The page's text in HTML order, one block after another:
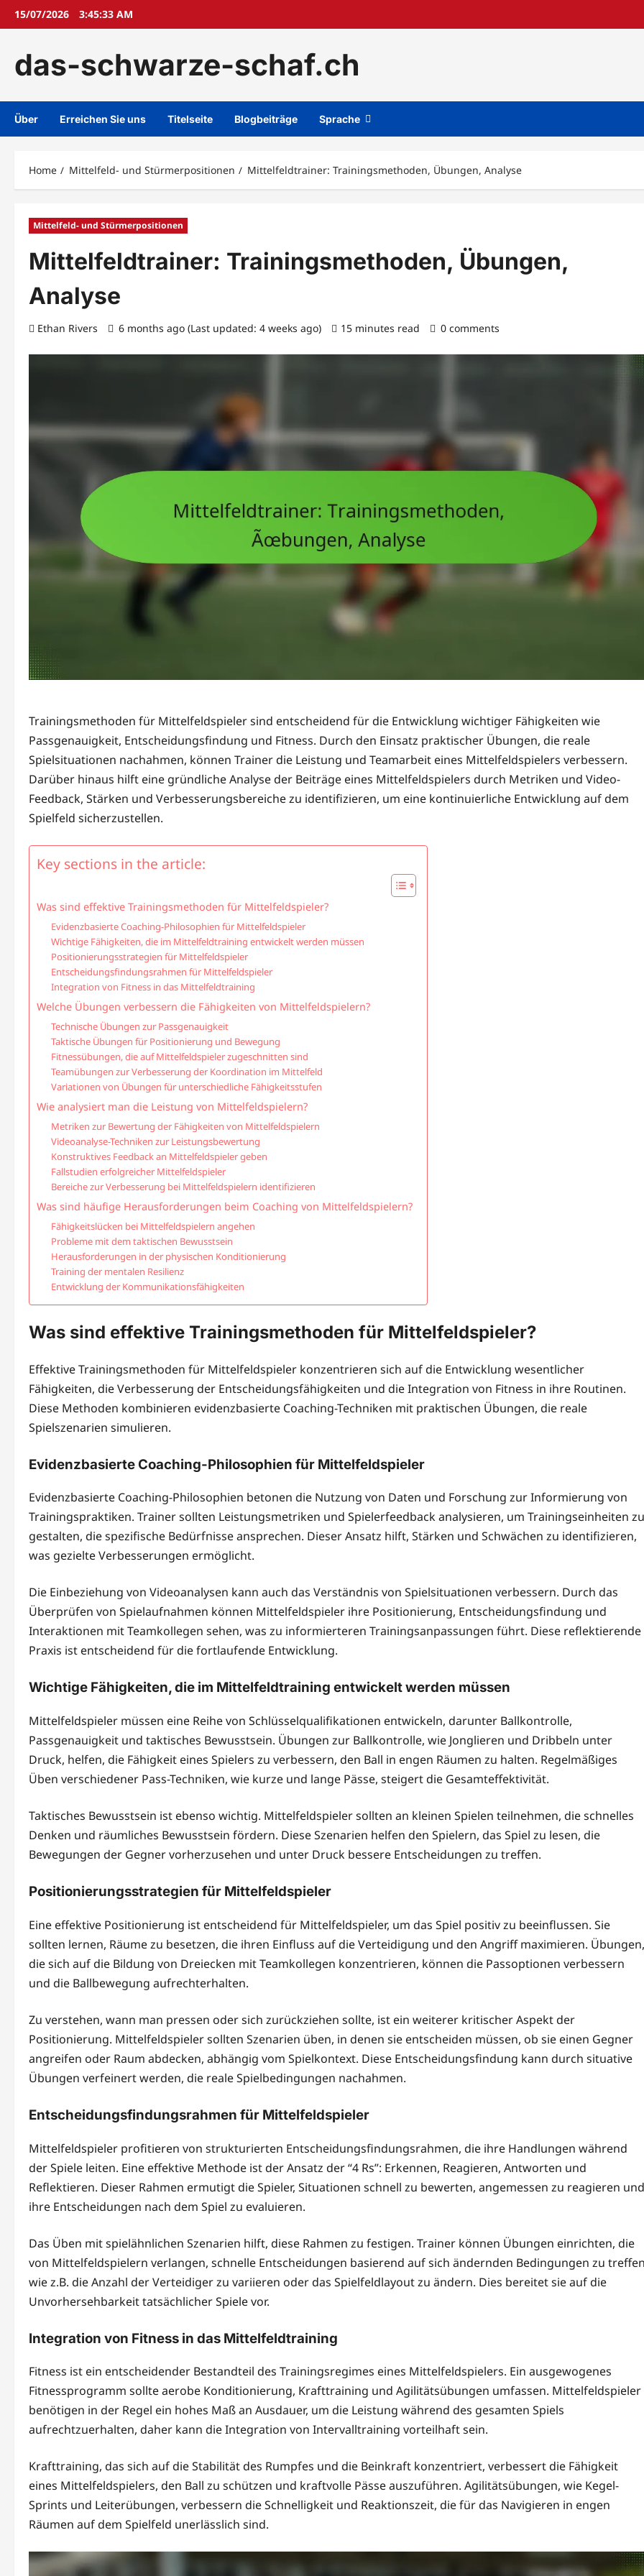
Skip15/07/2026 3:45:34 AM
das-schwarze-schaf.ch
Über Erreichen Sie uns Titelseite Blogbeiträge Sprache
Home Mittelfeld- und Stürmerpositionen Mittelfeldtrainer: Trainingsmethoden, Übungen, Analyse
Mittelfeld- und Stürmerpositionen
Mittelfeldtrainer: Trainingsmethoden, Übungen,
Analyse
Ethan Rivers 6 months ago (Last updated: 4 weeks ago) 15 minutes read 0 comments
Trainingsmethoden für Mittelfeldspieler sind entscheidend für die Entwicklung wichtiger Fähigkeiten wie
Passgenauigkeit, Entscheidungsfindung und Fitness. Durch den Einsatz praktischer Übungen, die reale
Spielsituationen nachahmen, können Trainer die Leistung und Teamarbeit eines Mittelfeldspielers verbessern.
Darüber hinaus hilft eine gründliche Analyse der Beiträge eines Mittelfeldspielers durch Metriken und Video-
Feedback, Stärken und Verbesserungsbereiche zu identifizieren, um eine kontinuierliche Entwicklung auf dem
Spielfeld sicherzustellen.
Key sections in the article:
Was sind effektive Trainingsmethoden für Mittelfeldspieler?
Evidenzbasierte Coaching-Philosophien für Mittelfeldspieler
Wichtige Fähigkeiten, die im Mittelfeldtraining entwickelt werden müssen
Positionierungsstrategien für Mittelfeldspieler
Entscheidungsfindungsrahmen für Mittelfeldspieler
Integration von Fitness in das Mittelfeldtraining
Welche Übungen verbessern die Fähigkeiten von Mittelfeldspielern?
Technische Übungen zur Passgenauigkeit
Taktische Übungen für Positionierung und Bewegung
Fitnessübungen, die auf Mittelfeldspieler zugeschnitten sind
Teamübungen zur Verbesserung der Koordination im Mittelfeld
Variationen von Übungen für unterschiedliche Fähigkeitsstufen
Wie analysiert man die Leistung von Mittelfeldspielern?
Metriken zur Bewertung der Fähigkeiten von Mittelfeldspielern
Videoanalyse-Techniken zur Leistungsbewertung
Konstruktives Feedback an Mittelfeldspieler geben
Fallstudien erfolgreicher Mittelfeldspieler
Bereiche zur Verbesserung bei Mittelfeldspielern identifizieren
Was sind häufige Herausforderungen beim Coaching von Mittelfeldspielern?
Fähigkeitslücken bei Mittelfeldspielern angehen
Probleme mit dem taktischen Bewusstsein
Herausforderungen in der physischen Konditionierung
Training der mentalen Resilienz
Entwicklung der Kommunikationsfähigkeiten
Was sind effektive Trainingsmethoden für Mittelfeldspieler?
Effektive Trainingsmethoden für Mittelfeldspieler konzentrieren sich auf die Entwicklung wesentlicher
Fähigkeiten, die Verbesserung der Entscheidungsfähigkeiten und die Integration von Fitness in ihre Routinen.
Diese Methoden kombinieren evidenzbasierte Coaching-Techniken mit praktischen Übungen, die reale
Spielszenarien simulieren.
Evidenzbasierte Coaching-Philosophien für Mittelfeldspieler
Evidenzbasierte Coaching-Philosophien betonen die Nutzung von Daten und Forschung zur Informierung von
Trainingspraktiken. Trainer sollten Leistungsmetriken und Spielerfeedback analysieren, um Trainingseinheiten zu
gestalten, die spezifische Bedürfnisse ansprechen. Dieser Ansatz hilft, Stärken und Schwächen zu identifizieren,
was gezielte Verbesserungen ermöglicht.
Die Einbeziehung von Videoanalysen kann auch das Verständnis von Spielsituationen verbessern. Durch das
Überprüfen von Spielaufnahmen können Mittelfeldspieler ihre Positionierung, Entscheidungsfindung und
Interaktionen mit Teamkollegen sehen, was zu informierteren Trainingsanpassungen führt. Diese reflektierende
Praxis ist entscheidend für die fortlaufende Entwicklung.
Wichtige Fähigkeiten, die im Mittelfeldtraining entwickelt werden müssen
Mittelfeldspieler müssen eine Reihe von Schlüsselqualifikationen entwickeln, darunter Ballkontrolle,
Passgenauigkeit und taktisches Bewusstsein. Übungen zur Ballkontrolle, wie Jonglieren und Dribbeln unter
Druck, helfen, die Fähigkeit eines Spielers zu verbessern, den Ball in engen Räumen zu halten. Regelmäßiges
Üben verschiedener Pass-Techniken, wie kurze und lange Pässe, steigert die Gesamteffektivität.
Taktisches Bewusstsein ist ebenso wichtig. Mittelfeldspieler sollten an kleinen Spielen teilnehmen, die schnelles
Denken und räumliches Bewusstsein fördern. Diese Szenarien helfen den Spielern, das Spiel zu lesen, die
Bewegungen der Gegner vorherzusehen und unter Druck bessere Entscheidungen zu treffen.
Positionierungsstrategien für Mittelfeldspieler
Eine effektive Positionierung ist entscheidend für Mittelfeldspieler, um das Spiel positiv zu beeinflussen. Sie
sollten lernen, Räume zu besetzen, die ihren Einfluss auf die Verteidigung und den Angriff maximieren. Übungen,
die sich auf die Bildung von Dreiecken mit Teamkollegen konzentrieren, können die Passoptionen verbessern
und die Ballbewegung aufrechterhalten.
Zu verstehen, wann man pressen oder sich zurückziehen sollte, ist ein weiterer kritischer Aspekt der
Positionierung. Mittelfeldspieler sollten Szenarien üben, in denen sie entscheiden müssen, ob sie einen Gegner
angreifen oder Raum abdecken, abhängig vom Spielkontext. Diese Entscheidungsfindung kann durch situative
Übungen verfeinert werden, die reale Spielbedingungen nachahmen.
Entscheidungsfindungsrahmen für Mittelfeldspieler
Mittelfeldspieler profitieren von strukturierten Entscheidungsfindungsrahmen, die ihre Handlungen während
der Spiele leiten. Eine effektive Methode ist der Ansatz der “4 Rs”: Erkennen, Reagieren, Antworten und
Reflektieren. Dieser Rahmen ermutigt die Spieler, Situationen schnell zu bewerten, angemessen zu reagieren und
ihre Entscheidungen nach dem Spiel zu evaluieren.
Das Üben mit spielähnlichen Szenarien hilft, diese Rahmen zu festigen. Trainer können Übungen einrichten, die
von Mittelfeldspielern verlangen, schnelle Entscheidungen basierend auf sich ändernden Bedingungen zu
wie z.B. die Anzahl der Verteidiger zu variieren oder das Spielfeldlayout zu ändern. Dies bereitet sie auf die
Unvorhersehbarkeit tatsächlicher Spiele vor.
Integration von Fitness in das Mittelfeldtraining
Fitness ist ein entscheidender Bestandteil des Trainingsregimes eines Mittelfeldspielers. Ein ausgewogenes
Fitnessprogramm sollte aerobe Konditionierung, Krafttraining und Agilitätsübungen umfassen. Mittelfeldspieler
benötigen in der Regel ein hohes Maß an Ausdauer, um die Leistung während des gesamten Spiels
aufrechtzuerhalten, daher kann die Integration von Intervalltraining vorteilhaft sein.
Krafttraining, das sich auf die Stabilität des Rumpfes und die Beinkraft konzentriert, verbessert die Fähigkeit
eines Mittelfeldspielers, den Ball zu schützen und kraftvolle Pässe auszuführen. Agilitätsübungen, wie Kegel-
Sprints und Leiterübungen, verbessern die Schnelligkeit und Reaktionszeit, die für das Navigieren in engen
Räumen auf dem Spielfeld unerlässlich sind.